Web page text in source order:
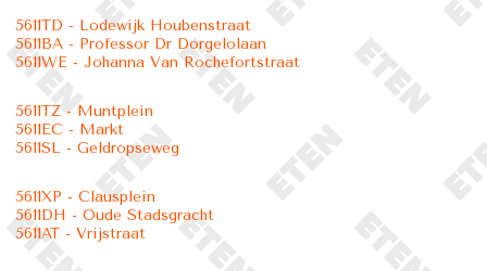
5611TD - Lodewijk Houbenstraat
5611BA - Professor Dr Dorgelolaan
5611WE - Johanna Van Rochefortstraat
5611TZ - Muntplein
5611EC - Markt
5611SL - Geldropseweg
5611XP - Clausplein
5611DH - Oude Stadsgracht
5611AT - Vrijstraat